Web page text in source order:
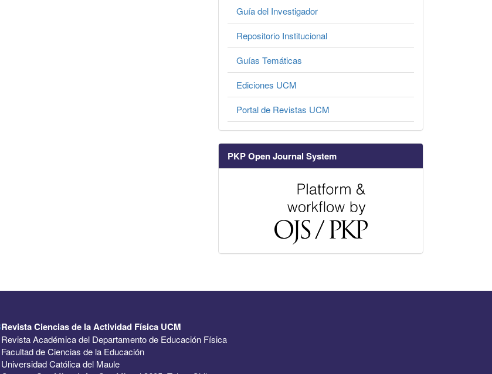
Guía del Investigador
Repositorio Institucional
Guías Temáticas
Ediciones UCM
Portal de Revistas UCM
PKP Open Journal System
Revista Ciencias de la Actividad Física UCM
Revista Académica del Departamento de Educación Física
Facultad de Ciencias de la Educación
Universidad Católica del Maule